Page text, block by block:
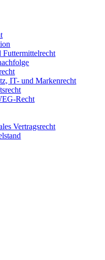
Futtermittelrecht
IT- und Markenrecht
Recht
Vertragsrecht